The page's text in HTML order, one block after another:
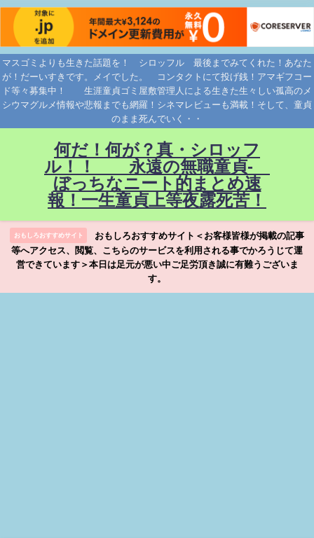
マスゴミよりも生きた話題を！ シロッフル 最後までみてくれた！あなた
が！だーいすきです。メイでした。 コンタクトにて投げ銭！アマギフコー
ド等々募集中！ 生涯童貞ゴミ屋敷管理人による生きた生々しい孤高のメ
シウマグルメ情報や悲報までも網羅！シネマレビューも満載！そして、童貞
のまま死んでいく・・
何だ！何が？真・シロッフ
ル！！ 永遠の無職童貞-
ぼっちなニート的まとめ速
報！一生童貞上等夜露死苦！
おもしろおすすめサイト
おもしろおすすめサイト＜お客様皆様が掲載の記事
等へアクセス、閲覧、こちらのサービスを利用される事でかろうじて運
営できています＞本日は足元が悪い中ご足労頂き誠に有難うございま
す。